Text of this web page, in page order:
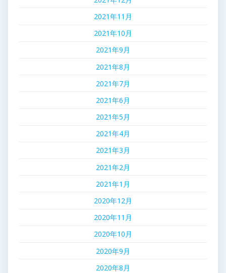
2021年11月
2021年10月
2021年9月
2021年8月
2021年7月
2021年6月
2021年5月
2021年4月
2021年3月
2021年2月
2021年1月
2020年12月
2020年11月
2020年10月
2020年9月
2020年8月